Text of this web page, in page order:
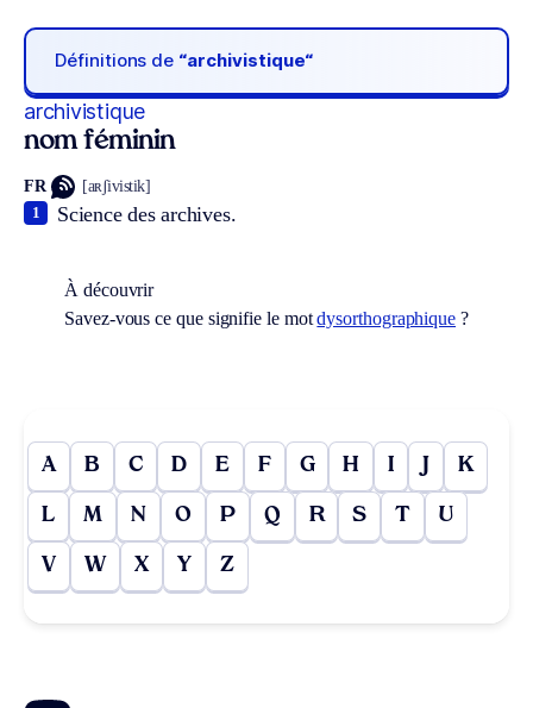
Définitions de “archivistique“
archivistique
nom féminin
FR [aʀʃivistik]
Science des archives.
1
À découvrir
Savez-vous ce que signifie le motdysorthographique ?
A B C D E F G H I J K
L M N O P Q R S T U
V W X Y Z